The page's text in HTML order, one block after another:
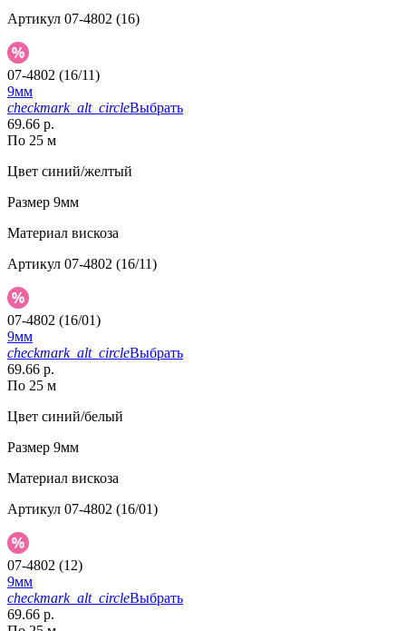
Артикул 07-4802 (16)
07-4802 (16/11)
9мм
checkmark_alt_circleВыбрать
69.66 р.
По 25 м
Цвет синий/желтый
Размер 9мм
Материал вискоза
Артикул 07-4802 (16/11)
07-4802 (16/01)
9мм
checkmark_alt_circleВыбрать
69.66 р.
По 25 м
Цвет синий/белый
Размер 9мм
Материал вискоза
Артикул 07-4802 (16/01)
07-4802 (12)
9мм
checkmark_alt_circleВыбрать
69.66 р.